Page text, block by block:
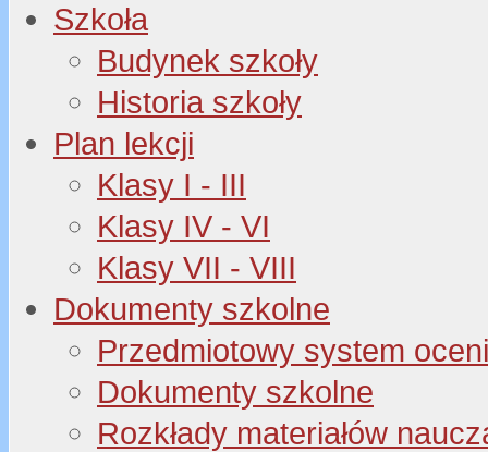
Szkoła
Budynek szkoły
Historia szkoły
Plan lekcji
Klasy I - III
Klasy IV - VI
Klasy VII - VIII
Dokumenty szkolne
Przedmiotowy system
Dokumenty szkolne
Rozkłady materiałów